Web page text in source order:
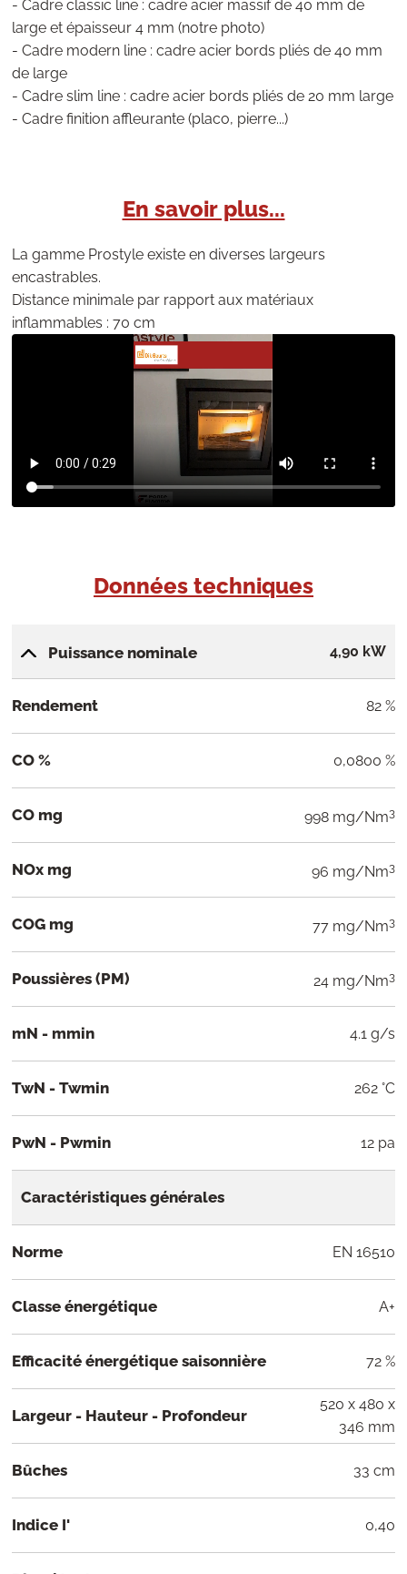
- Cadre classic line : cadre acier massif de 40 mm de
large et épaisseur 4 mm (notre photo)
- Cadre modern line : cadre acier bords pliés de 40 mm
de large
- Cadre slim line : cadre acier bords pliés de 20 mm large
- Cadre finition affleurante (placo, pierre...)
En savoir plus...
La gamme Prostyle existe en diverses largeurs
encastrables.
Distance minimale par rapport aux matériaux
inflammables : 70 cm
Données techniques
Puissance nominale 4,90 kW
Rendement 82 %
CO % 0,0800 %
CO mg 998 mg/Nm3
NOx mg 96 mg/Nm3
COG mg 77 mg/Nm3
Poussières (PM) 24 mg/Nm3
mN - mmin 4.1 g/s
TwN - Twmin 262 °C
PwN - Pwmin 12 pa
Caractéristiques générales
Norme EN 16510
Classe énergétique A+
Efficacité énergétique saisonnière 72 %
Largeur - Hauteur - Profondeur
520 x 480 x
346 mm
Bûches 33 cm
Indice I' 0,40